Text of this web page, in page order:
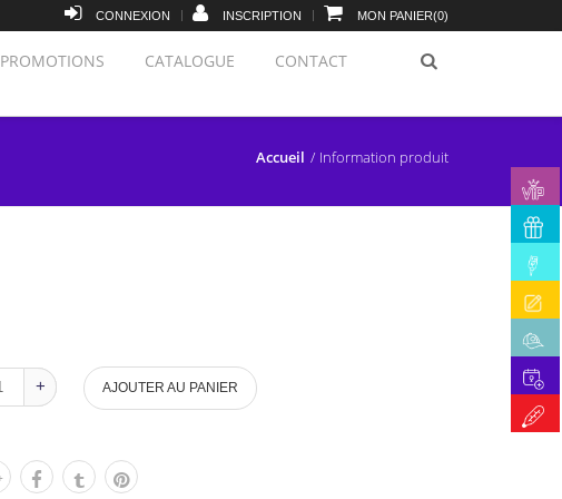
CONNEXION | INSCRIPTION | MON PANIER(0)
PROMOTIONS CATALOGUE CONTACT
Accueil Information produit
+
+ AJOUTER AU PANIER